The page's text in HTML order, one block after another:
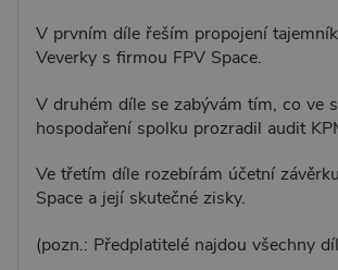
V prvním díle řeším propojení
Veverky s firmou FPV Space.
V druhém díle se zabývám tím, co ve
hospodaření spolku prozradil audit
Ve třetím díle rozebírám účetní
Space a její skutečné zisky.
(pozn.: Předplatitelé najdou všechny